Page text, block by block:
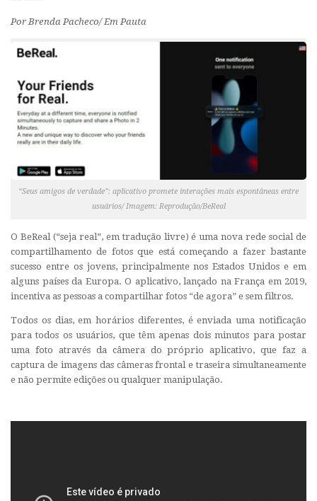
Por Brenda Pacheco/ Em Pauta
“Seus amigos de verdade”: aplicativo promete interações mais espontâneas entre
usuários/ Imagem: Reprodução/BeReal
O BeReal (“seja real”, em tradução livre) é uma nova rede social de
compartilhamento de fotos que está começando a fazer bastante
sucesso entre os jovens, principalmente nos Estados Unidos e em
alguns países da Europa. O aplicativo, lançado na França em 2019,
incentiva as pessoas a compartilhar fotos “de agora” e sem filtros.
Todos os dias, em horários diferentes, é enviada uma notificação
para todos os usuários, que têm apenas dois minutos para postar
uma foto através da câmera do próprio aplicativo, que faz a
captura de imagens das câmeras frontal e traseira simultaneamente
e não permite edições ou qualquer manipulação.